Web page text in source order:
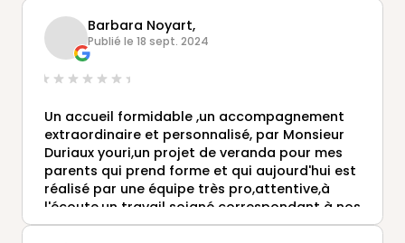
Barbara Noyart,
Publié le 18 sept. 2024
Un accueil formidable ,un accompagnement
extraordinaire et personnalisé, par Monsieur
Duriaux youri,un projet de veranda pour mes
parents qui prend forme et qui aujourd'hui est
réalisé par une équipe très pro,attentive,à
l'écoute,un travail soigné correspondant à nos
attentes,un formidable dynamisme qui rend la